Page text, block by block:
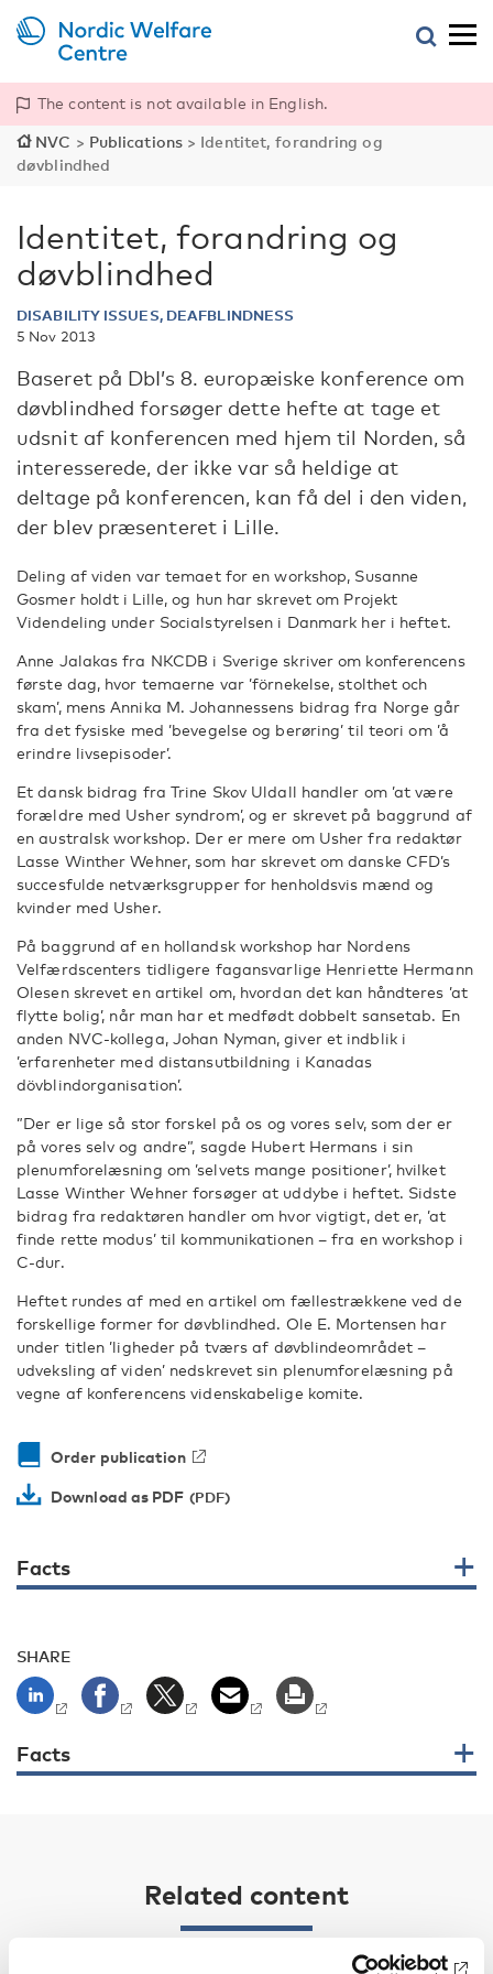
The content is not available in English.
NVC > Publications> Identitet, forandring og
døvblindhed
Identitet, forandring og
døvblindhed
DISABILITY ISSUES, DEAFBLINDNESS
5 Nov 2013
Baseret på DbI’s 8. europæiske konference om
døvblindhed forsøger dette hefte at tage et
udsnit af konferencen med hjem til Norden, så
interesserede, der ikke var så heldige at
deltage på konferencen, kan få del i den viden,
der blev præsenteret i Lille.
Deling af viden var temaet for en workshop, Susanne
Gosmer holdt i Lille, og hun har skrevet om Projekt
Videndeling under Socialstyrelsen i Danmark her i heftet.
Anne Jalakas fra NKCDB i Sverige skriver om konferencens
første dag, hvor temaerne var ’förnekelse, stolthet och
skam’, mens Annika M. Johannessens bidrag fra Norge går
fra det fysiske med ’bevegelse og berøring’ til teori om ’å
erindre livsepisoder’.
Et dansk bidrag fra Trine Skov Uldall handler om ’at være
forældre med Usher syndrom’, og er skrevet på baggrund af
en australsk workshop. Der er mere om Usher fra redaktør
Lasse Winther Wehner, som har skrevet om danske CFD’s
succesfulde netværksgrupper for henholdsvis mænd og
kvinder med Usher.
På baggrund af en hollandsk workshop har Nordens
Velfærdscenters tidligere fagansvarlige Henriette Hermann
Olesen skrevet en artikel om, hvordan det kan håndteres ’at
flytte bolig’, når man har et medfødt dobbelt sansetab. En
anden NVC-kollega, Johan Nyman, giver et indblik i
’erfarenheter med distansutbildning i Kanadas
dövblindorganisation’.
”Der er lige så stor forskel på os og vores selv, som der er
på vores selv og andre”, sagde Hubert Hermans i sin
plenumforelæsning om ’selvets mange positioner’, hvilket
Lasse Winther Wehner forsøger at uddybe i heftet. Sidste
bidrag fra redaktøren handler om hvor vigtigt, det er, ’at
finde rette modus’ til kommunikationen – fra en workshop i
C-dur.
Heftet rundes af med en artikel om fællestrækkene ved de
forskellige former for døvblindhed. Ole E. Mortensen har
under titlen ’ligheder på tværs af døvblindeområdet –
udveksling af viden’ nedskrevet sin plenumforelæsning på
vegne af konferencens videnskabelige komite.
Order publication
Download as PDF
Facts
SHARE
Facts
Related content